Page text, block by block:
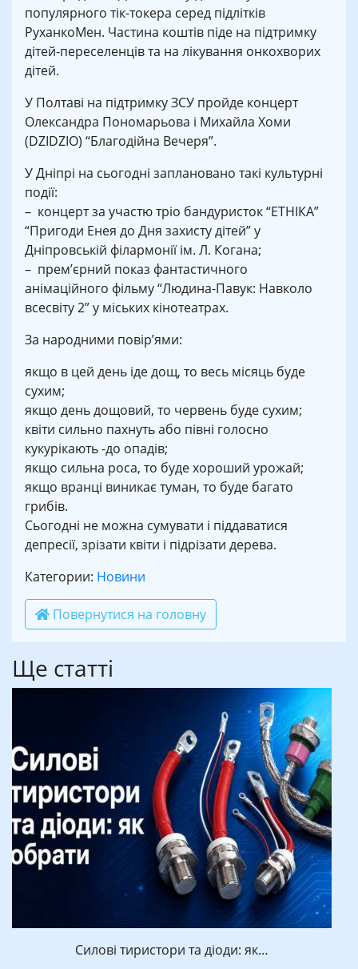
популярного тік-токера серед підлітків
РуханкоМен. Частина коштів піде на підтримку
дітей-переселенців та на лікування онкохворих
дітей.
У Полтаві на підтримку ЗСУ пройде концерт
Олександра Пономарьова і Михайла Хоми
(DZIDZIO) “Благодійна Вечеря”.
У Дніпрі на сьогодні заплановано такі культурні
події:
– концерт за участю тріо бандуристок “ЕТНІКА”
“Пригоди Енея до Дня захисту дітей” у
Дніпровській філармонії ім. Л. Когана;
– прем’єрний показ фантастичного
анімаційного фільму “Людина-Павук: Навколо
всесвіту 2” у міських кінотеатрах.
За народними повір’ями:
якщо в цей день іде дощ, то весь місяць буде
сухим;
якщо день дощовий, то червень буде сухим;
квіти сильно пахнуть або півні голосно
кукурікають -до опадів;
якщо сильна роса, то буде хороший урожай;
якщо вранці виникає туман, то буде багато
грибів.
Сьогодні не можна сумувати і піддаватися
депресії, зрізати квіти і підрізати дерева.
Категории: Новини
Повернутися на головну
Ще статті
Силові тиристори та діоди: як…